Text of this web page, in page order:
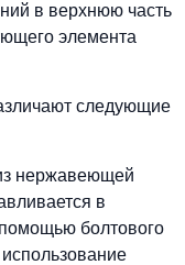
в верхнюю часть
элемента
следующие
нержавеющей
в
болтового